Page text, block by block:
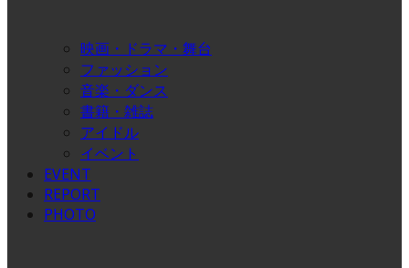
映画・ドラマ・舞台
ファッション
音楽・ダンス
書籍・雑誌
アイドル
イベント
EVENT
REPORT
PHOTO